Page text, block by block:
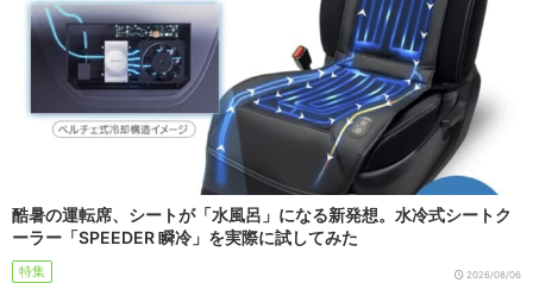
酷暑の運転席、シートが「水風呂」になる新発想。水冷式シートク
ーラー「SPEEDER 瞬冷」を実際に試してみた
特集 2026/08/06